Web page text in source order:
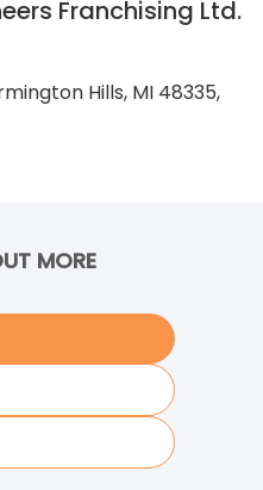
Franchising Ltd.
Hills, MI 48335,
MORE